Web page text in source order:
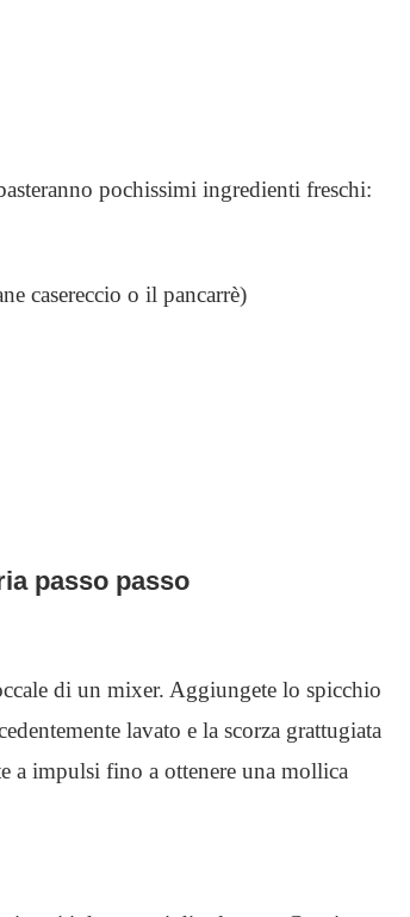
pochissimi ingredienti freschi:
casereccio o il pancarrè)
passo passo
di un mixer. Aggiungete lo spicchio
lavato e la scorza grattugiata
a impulsi fino a ottenere una mollica